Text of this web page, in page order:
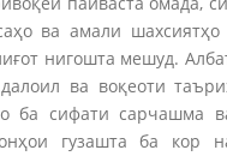
ва амали
нигошта мешуд.
ва воқеоти
ба сифати сарчашма
гузашта ба кор